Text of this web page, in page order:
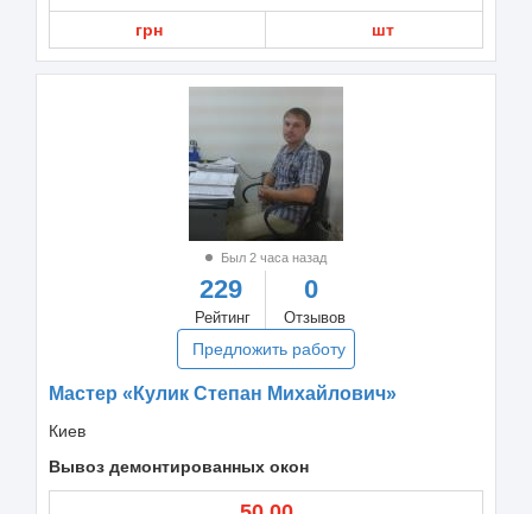
грн шт
Был 2 часа назад
229
Рейтинг
0
Отзывов
Предложить работу
Мастер «Кулик Степан Михайлович»
Киев
Вывоз демонтированных окон